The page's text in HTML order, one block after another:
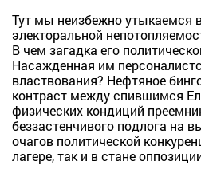
Тут мы неизбежно утыкаемся
электоральной
В чем загадка его
Насажденная им
властвования? Нефтяное
контраст между спившимся
физических кондиций
беззастенчивого подлога на
очагов политической
лагере, так и в стане